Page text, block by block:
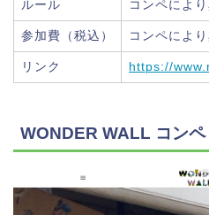
ルール コンペによ
参加費（税込） コンペによ
リンク https://
WONDER WALL コン